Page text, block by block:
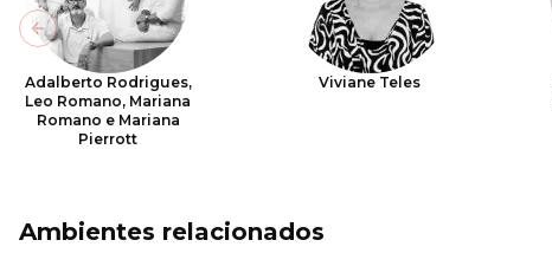
Adalberto Rodrigues,
Leo Romano, Mariana
Romano e Mariana
Pierrott
Viviane Teles
Previous slide
Ambientes relacionados